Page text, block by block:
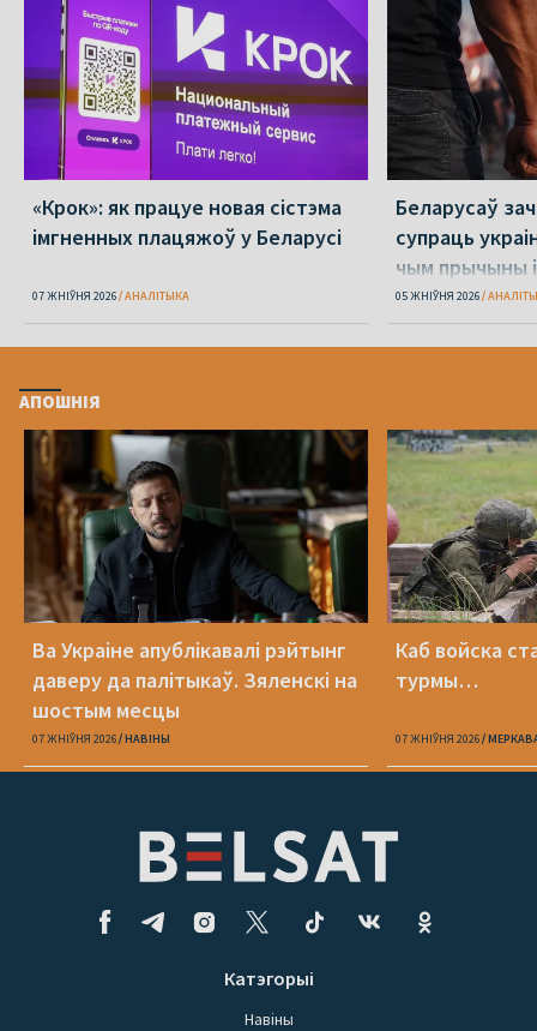
«Крок»: як працуе новая сістэма
імгненных плацяжоў у Беларусі
07 ЖНІЎНЯ 2026 АНАЛІТЫКА
Беларусаў
супраць
чым прычыны
05 ЖНІЎНЯ 2026
АПОШНІЯ
Ва Украіне апублікавалі рэйтынг
даверу да палітыкаў. Зяленскі на
шостым месцы
07 ЖНІЎНЯ 2026 НАВІНЫ
Каб войска
турмы…
07 ЖНІЎНЯ 2026
Катэгорыі
Навіны